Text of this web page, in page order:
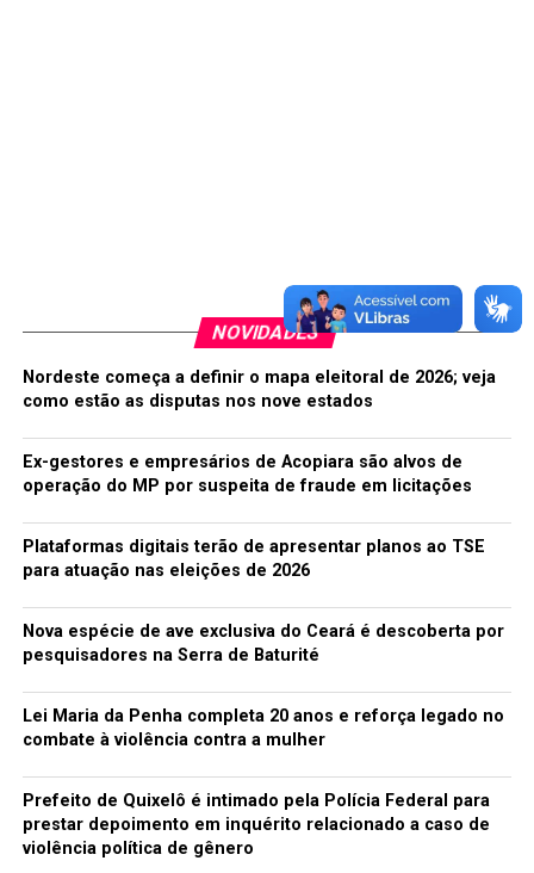
NOVIDADES
Nordeste começa a definir o mapa eleitoral de 2026; veja
como estão as disputas nos nove estados
Ex-gestores e empresários de Acopiara são alvos de
operação do MP por suspeita de fraude em licitações
Plataformas digitais terão de apresentar planos ao TSE
para atuação nas eleições de 2026
Nova espécie de ave exclusiva do Ceará é descoberta por
pesquisadores na Serra de Baturité
Lei Maria da Penha completa 20 anos e reforça legado no
combate à violência contra a mulher
Prefeito de Quixelô é intimado pela Polícia Federal para
prestar depoimento em inquérito relacionado a caso de
violência política de gênero